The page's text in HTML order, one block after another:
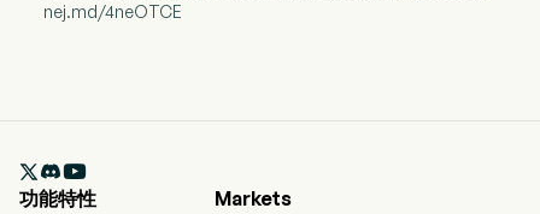
nej.md/4neOTCE

功能特性
Markets